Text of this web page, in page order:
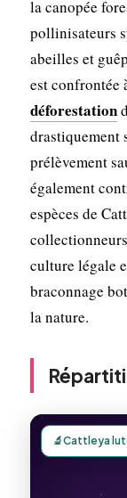
la canopée
pollinisateurs
abeilles et
est confrontée
déforestation
drastiquement
prélèvement
également
espèces de
culture légale
braconnage
la nature.